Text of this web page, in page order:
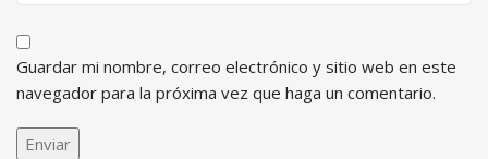
Guardar mi nombre, correo electrónico y sitio web en este
navegador para la próxima vez que haga un comentario.